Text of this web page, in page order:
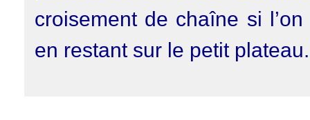
croisement de chaîne si
en restant sur le petit plateau.